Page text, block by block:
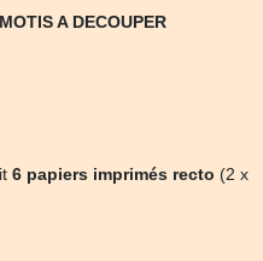
A DECOUPER
6 papiers imprimés recto (2 x